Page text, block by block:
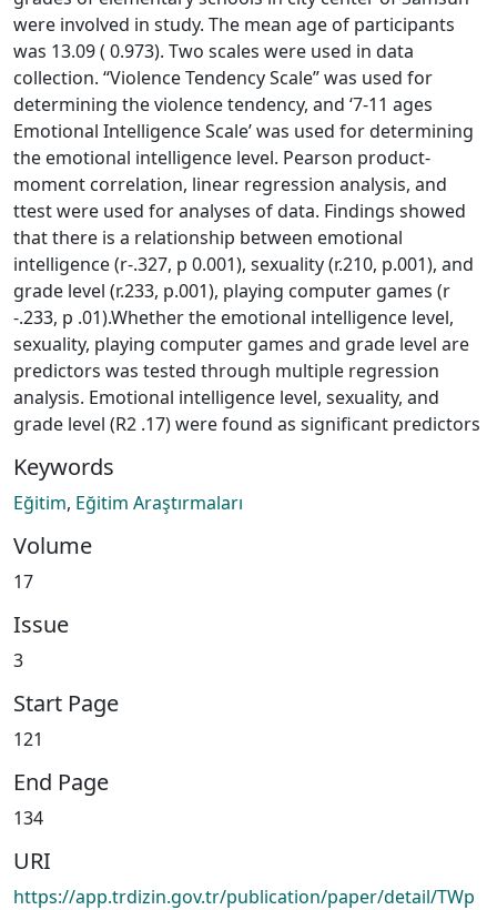
were involved in study. The mean age of participants
was 13.09 ( 0.973). Two scales were used in data
collection. “Violence Tendency Scale” was used for
determining the violence tendency, and ‘7-11 ages
Emotional Intelligence Scale’ was used for determining
the emotional intelligence level. Pearson product-
moment correlation, linear regression analysis, and
ttest were used for analyses of data. Findings showed
that there is a relationship between emotional
intelligence (r-.327, p 0.001), sexuality (r.210, p.001), and
grade level (r.233, p.001), playing computer games (r
-.233, p .01).Whether the emotional intelligence level,
sexuality, playing computer games and grade level are
predictors was tested through multiple regression
analysis. Emotional intelligence level, sexuality, and
grade level (R2 .17) were found as significant predictors
Keywords
Eğitim, Eğitim Araştırmaları
Volume
17
Issue
3
Start Page
121
End Page
134
URI
https://app.trdizin.gov.tr/publication/paper/detail/TWp